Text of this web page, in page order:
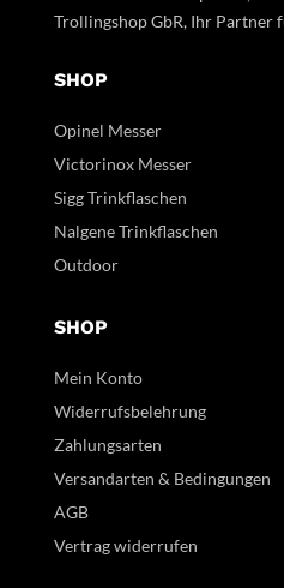
Trollingshop GbR, Ihr Partner
SHOP
Opinel Messer
Victorinox Messer
Sigg Trinkflaschen
Nalgene Trinkflaschen
Outdoor
SHOP
Mein Konto
Widerrufsbelehrung
Zahlungsarten
Versandarten & Bedingungen
AGB
Vertrag widerrufen